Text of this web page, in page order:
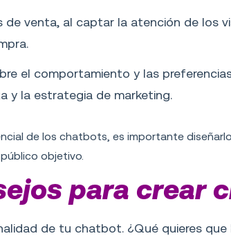
de venta, al captar la atención de los
el comportamiento y las
y la estrategia de marketing.
de los chatbots, es importante
objetivo.
para crear
de tu chatbot. ¿Qué quieres